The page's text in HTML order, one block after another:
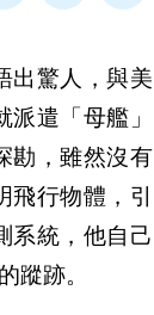
出驚人，與美
遣「母艦」
勘，雖然沒有
飛行物體，引
系統，他自己
蹤跡。